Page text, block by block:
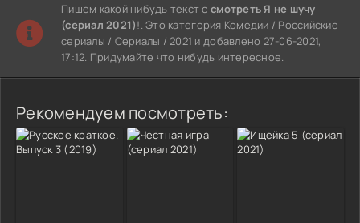
Пишем какой нибудь текст ссмотреть Я не шучу
(сериал 2021)!. Это категория Комедии / Российские
сериалы / Сериалы / 2021 и добавлено 27-06-2021,
17:12. Придумайте что нибудь интересное.
Рекомендуем посмотреть: